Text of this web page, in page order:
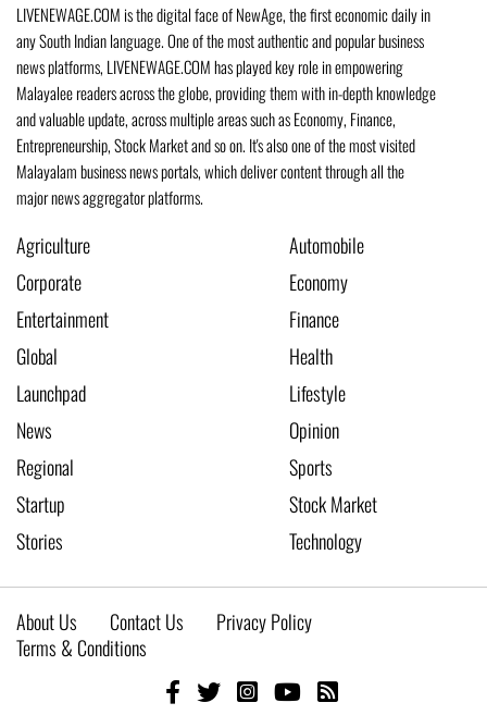
LIVENEWAGE.COM is the digital face of NewAge, the first economic daily in
any South Indian language. One of the most authentic and popular business
news platforms, LIVENEWAGE.COM has played key role in empowering
Malayalee readers across the globe, providing them with in-depth knowledge
and valuable update, across multiple areas such as Economy, Finance,
Entrepreneurship, Stock Market and so on. It's also one of the most visited
Malayalam business news portals, which deliver content through all the
major news aggregator platforms.
Agriculture
Automobile
Corporate
Economy
Entertainment
Finance
Global
Health
Launchpad
Lifestyle
News
Opinion
Regional
Sports
Startup
Stock Market
Stories
Technology
About Us Contact Us
Privacy Policy
Terms & Conditions